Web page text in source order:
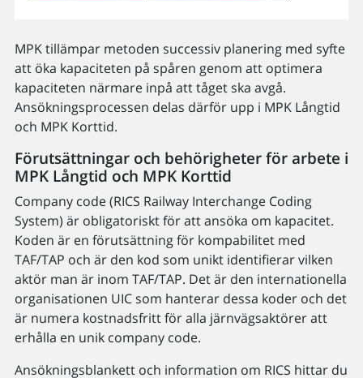
MPK tillämpar metoden successiv planering med syfte
att öka kapaciteten på spåren genom att optimera
kapaciteten närmare inpå att tåget ska avgå.
Ansökningsprocessen delas därför upp i MPK Långtid
och MPK Korttid.
Förutsättningar och behörigheter för arbete i
MPK Långtid och MPK Korttid
Company code (RICS Railway Interchange Coding
System) är obligatoriskt för att ansöka om kapacitet.
Koden är en förutsättning för kompabilitet med
TAF/TAP och är den kod som unikt identifierar vilken
aktör man är inom TAF/TAP. Det är den internationella
organisationen UIC som hanterar dessa koder och det
är numera kostnadsfritt för alla järnvägsaktörer att
erhålla en unik company code.
Ansökningsblankett och information om RICS hittar du